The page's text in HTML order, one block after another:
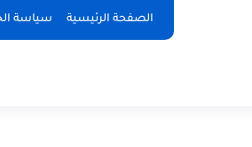
الصفحة الرئيسية سياسة